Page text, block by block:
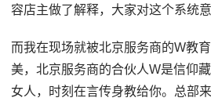
容店主做了解释，大家对这个系统意
而我在现场就被北京服务商的W教
美，北京服务商的合伙人W是信仰
女人，时刻在言传身教给你。总部